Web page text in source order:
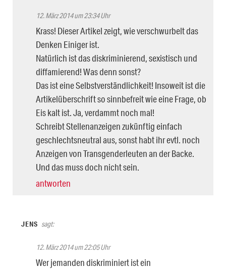
12. März 2014 um 23:34 Uhr
Krass! Dieser Artikel zeigt, wie verschwurbelt das
Denken Einiger ist.
Natürlich ist das diskriminierend, sexistisch und
diffamierend! Was denn sonst?
Das ist eine Selbstverständlichkeit! Insoweit ist die
Artikelüberschrift so sinnbefreit wie eine Frage, ob
Eis kalt ist. Ja, verdammt noch mal!
Schreibt Stellenanzeigen zukünftig einfach
geschlechtsneutral aus, sonst habt ihr evtl. noch
Anzeigen von Transgenderleuten an der Backe.
Und das muss doch nicht sein.
antworten
JENS sagt:
12. März 2014 um 22:05 Uhr
Wer jemanden diskriminiert ist ein